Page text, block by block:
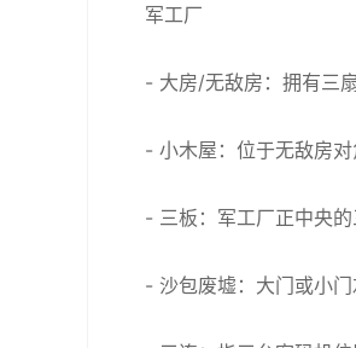
军工厂
- 大房/无敌房：拥有三
- 小木屋：位于无敌房
- 三板：军工厂正中央
- 沙包废墟：大门或小门